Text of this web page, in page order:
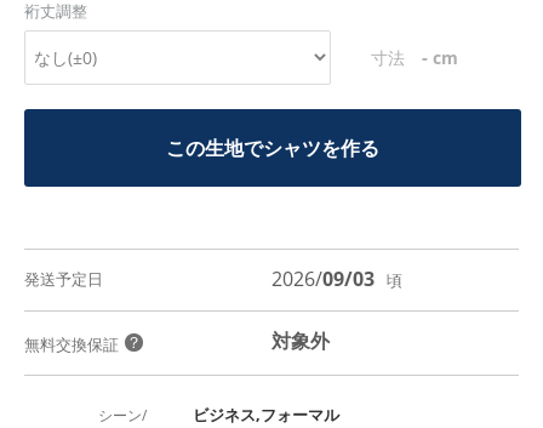
裄丈調整
寸法 - cm
この生地でシャツを作る
発送予定日 2026/09/03 頃
無料交換保証 ？ 対象外
シーン/ ビジネス,フォーマル